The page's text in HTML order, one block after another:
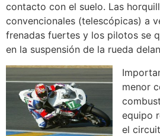
contacto con el suelo. Las
convencionales (telescópicas) a
frenadas fuertes y los pilotos se
en la suspensión de la rueda
menor
equipo
el